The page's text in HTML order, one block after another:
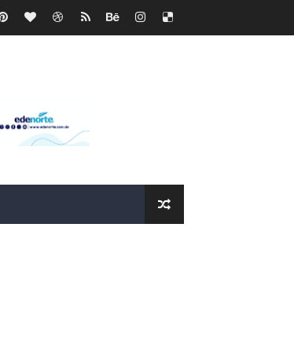
millones y modernización total de la red en